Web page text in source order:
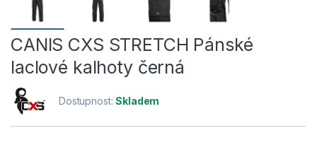
CANIS CXS STRETCH Pánské
laclové kalhoty černá
Dostupnost:Skladem